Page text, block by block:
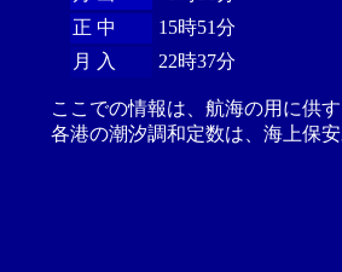
正 中
15時51分
月 入
22時37分
ここでの情報は、航海の用に供
各港の潮汐調和定数は、海上保